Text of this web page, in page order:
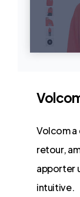
Volcom a
retour,
apporter
intuitive.